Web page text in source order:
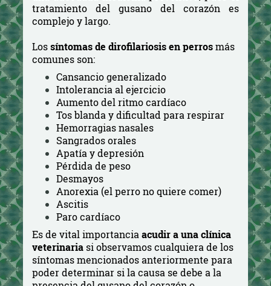
tratamiento del gusano del corazón es
complejo y largo.
Lossíntomas de dirofilariosis en perrosmás
comunes son:
Cansancio generalizado
Intolerancia al ejercicio
Aumento del ritmo cardíaco
Tos blanda y dificultad para respirar
Hemorragias nasales
Sangrados orales
Apatía y depresión
Pérdida de peso
Desmayos
Anorexia (el perro no quiere comer)
Ascitis
Paro cardíaco
Es de vital importancia acudir a una clínica
veterinaria si observamos cualquiera de los
síntomas mencionados anteriormente para
poder determinar si la causa se debe a la